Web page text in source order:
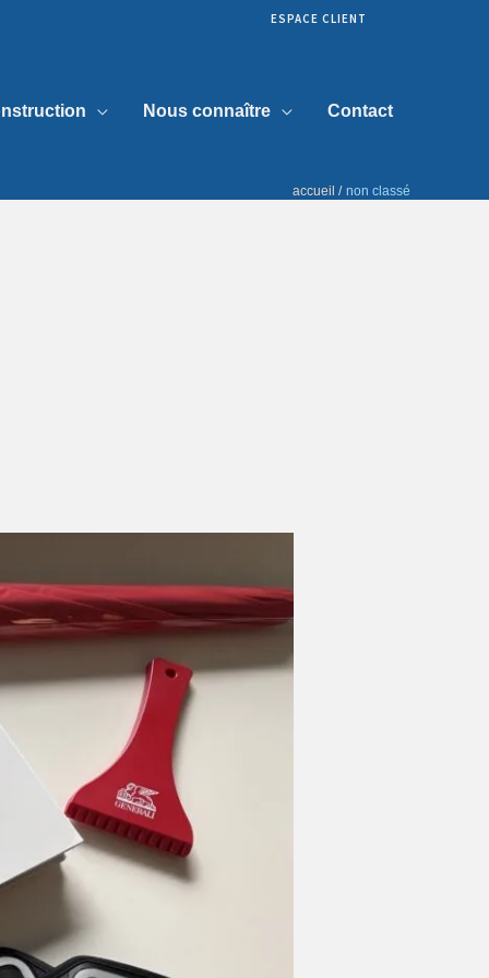
ESPACE CLIENT
Nous connaître Contact
accueil non classé